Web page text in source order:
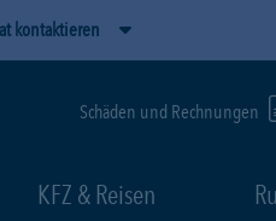
kontaktieren
Schäden und Rechnungen
KFZ & Reisen